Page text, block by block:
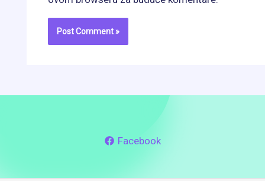
Facebook